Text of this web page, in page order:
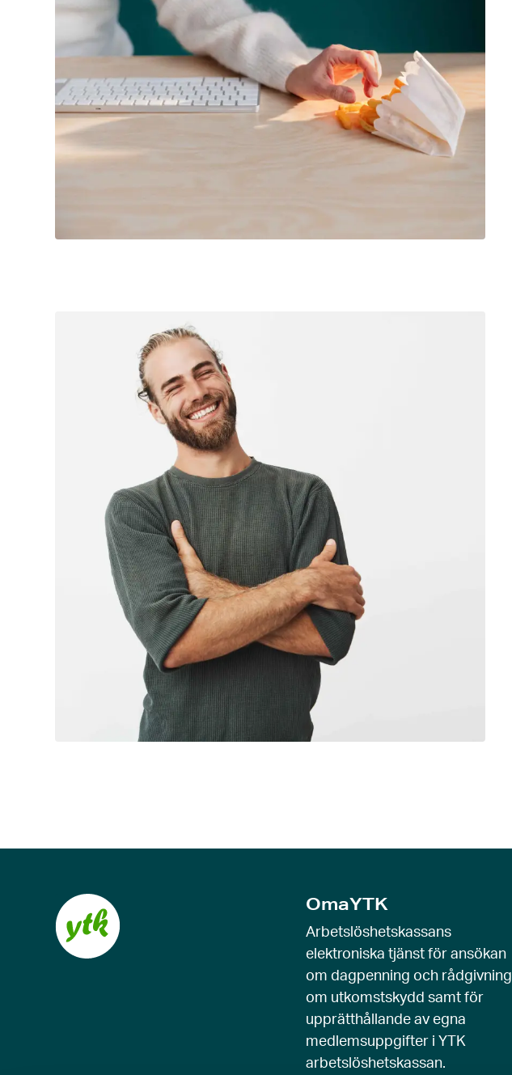
OmaYTK
Arbetslöshetskassans
elektroniska tjänst för ansökan
om dagpenning och rådgivning
om utkomstskydd samt för
upprätthållande av egna
medlemsuppgifter i YTK
arbetslöshetskassan.